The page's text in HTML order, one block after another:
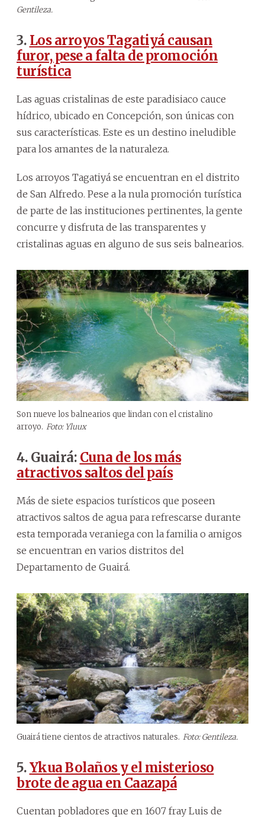
Gentileza.
3. Los arroyos Tagatiyá causan
furor, pese a falta de promoción
turística
Las aguas cristalinas de este paradisiaco cauce
hídrico, ubicado en Concepción, son únicas con
sus características. Este es un destino ineludible
para los amantes de la naturaleza.
Los arroyos Tagatiyá se encuentran en el distrito
de San Alfredo. Pese a la nula promoción turística
de parte de las instituciones pertinentes, la gente
concurre y disfruta de las transparentes y
cristalinas aguas en alguno de sus seis balnearios.
Son nueve los balnearios que lindan con el cristalino
arroyo. Foto: Yluux
4. Guairá: Cuna de los más
atractivos saltos del país
Más de siete espacios turísticos que poseen
atractivos saltos de agua para refrescarse durante
esta temporada veraniega con la familia o amigos
se encuentran en varios distritos del
Departamento de Guairá.
Guairá tiene cientos de atractivos naturales. Foto: Gentileza.
5.Ykua Bolaños y el misterioso
brote de agua en Caazapá
Cuentan pobladores que en 1607 fray Luis de